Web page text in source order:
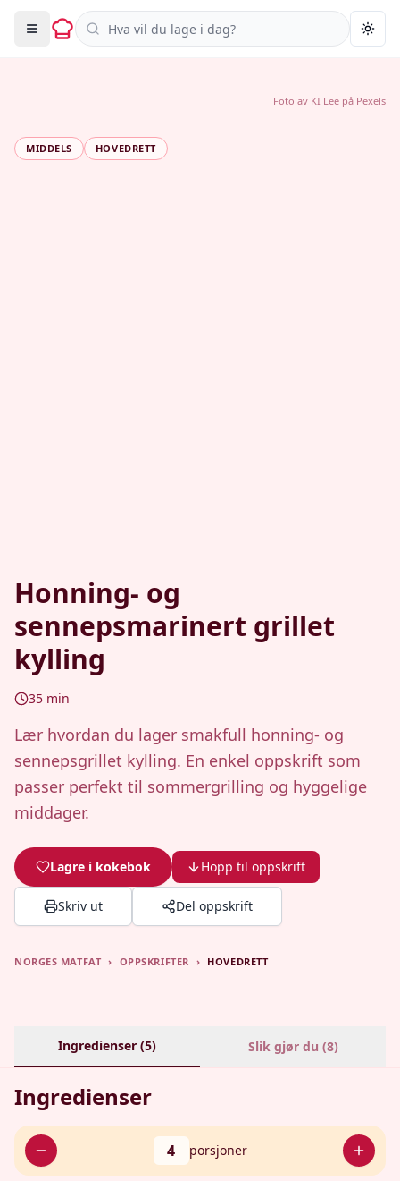
Søk i oppskrifter
MIDDELS HOVEDRETT
Honning- og
sennepsmarinert grillet
kylling
35 min
Lær hvordan du lager smakfull honning- og
sennepsgrillet kylling. En enkel oppskrift som
passer perfekt til sommergrilling og hyggelige
middager.
Lagre i kokebok Hopp til oppskrift
Skriv ut Del oppskrift
Foto av KI Lee på Pexels
NORGES MATFAT › OPPSKRIFTER › HOVEDRETT
Ingredienser (5) Slik gjør du (8)
Ingredienser
4 porsjoner